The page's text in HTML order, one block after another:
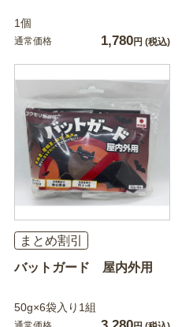
1個
通常価格 1,780円 (税込)
まとめ割引
バットガード 屋内外用
50g×6袋入り1組